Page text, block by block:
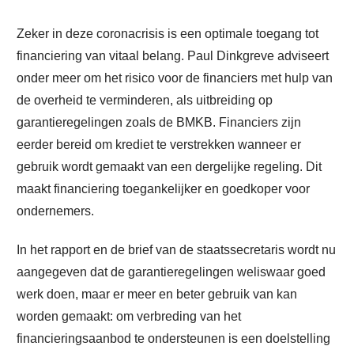
Zeker in deze coronacrisis is een optimale toegang tot
financiering van vitaal belang. Paul Dinkgreve adviseert
onder meer om het risico voor de financiers met hulp van
de overheid te verminderen, als uitbreiding op
garantieregelingen zoals de BMKB. Financiers zijn
eerder bereid om krediet te verstrekken wanneer er
gebruik wordt gemaakt van een dergelijke regeling. Dit
maakt financiering toegankelijker en goedkoper voor
ondernemers.
In het rapport en de brief van de staatssecretaris wordt nu
aangegeven dat de garantieregelingen weliswaar goed
werk doen, maar er meer en beter gebruik van kan
worden gemaakt: om verbreding van het
financieringsaanbod te ondersteunen is een doelstelling